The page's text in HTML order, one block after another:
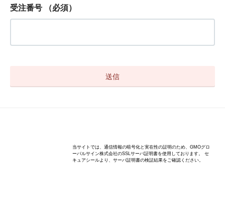
受注番号 （必須）
当サイトでは、通信情報の暗号化と実在性の証明のため、GMOグロ
ーバルサイン株式会社のSSLサーバ証明書を使用しております。 セ
キュアシールより、サーバ証明書の検証結果をご確認ください。